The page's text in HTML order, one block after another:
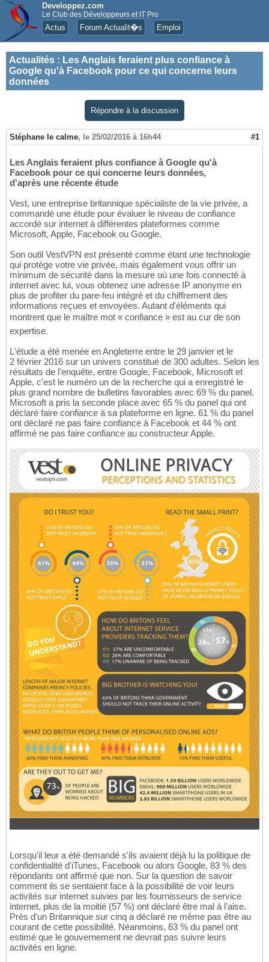
Developpez.com
Le Club des Développeurs et IT Pro
Actus Forum Actualit�s Emploi
Actualités : Les Anglais feraient plus confiance à
Google qu'à Facebook pour ce qui concerne leurs
données
Répondre à la discussion
Stéphane le calme, le 25/02/2016 à 16h44 #1
Les Anglais feraient plus confiance à Google qu'à
Facebook pour ce qui concerne leurs données,
d'après une récente étude
Vest, une entreprise britannique spécialiste de la vie privée, a
commandé une étude pour évaluer le niveau de confiance
accordé sur internet à différentes plateformes comme
Microsoft, Apple, Facebook ou Google.
Son outil VestVPN est présenté comme étant une technologie
qui protège votre vie privée, mais également vous offrir un
minimum de sécurité dans la mesure où une fois connecté à
internet avec lui, vous obtenez une adresse IP anonyme en
plus de profiter du pare-feu intégré et du chiffrement des
informations reçues et envoyées. Autant d'éléments qui
montrent que le maître mot « confiance » est au cur de son
expertise.
L'étude a été menée en Angleterre entre le 29 janvier et le
2 février 2016 sur un univers constitué de 300 adultes. Selon les
résultats de l'enquête, entre Google, Facebook, Microsoft et
Apple, c'est le numéro un de la recherche qui a enregistré le
plus grand nombre de bulletins favorables avec 69 % du panel.
Microsoft a pris la seconde place avec 65 % du panel qui ont
déclaré faire confiance à sa plateforme en ligne. 61 % du panel
ont déclaré ne pas faire confiance à Facebook et 44 % ont
affirmé ne pas faire confiance au constructeur Apple.
Lorsqu'il leur a été demandé s'ils avaient déjà lu la politique de
confidentialité d'iTunes, Facebook ou alors Google, 83 % des
répondants ont affirmé que non. Sur la question de savoir
comment ils se sentaient face à la possibilité de voir leurs
activités sur internet suivies par les fournisseurs de service
internet, plus de la moitié (57 %) ont déclaré être mal à l'aise.
Près d'un Britannique sur cinq a déclaré ne même pas être au
courant de cette possibilité. Néanmoins, 63 % du panel ont
estimé que le gouvernement ne devrait pas suivre leurs
activités en ligne.